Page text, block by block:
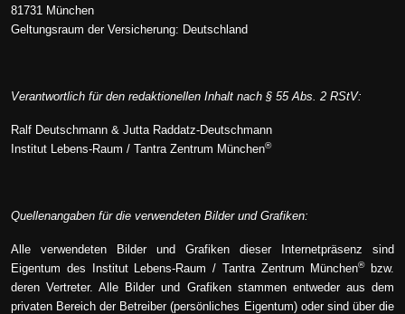
81731 München
Geltungsraum der Versicherung: Deutschland
Verantwortlich für den redaktionellen Inhalt nach § 55 Abs. 2 RStV:
Ralf Deutschmann & Jutta Raddatz-Deutschmann
Institut Lebens-Raum / Tantra Zentrum München®
Quellenangaben für die verwendeten Bilder und Grafiken:
Alle verwendeten Bilder und Grafiken dieser Internetpräsenz sind
Eigentum des Institut Lebens-Raum / Tantra Zentrum München®bzw.
deren Vertreter. Alle Bilder und Grafiken stammen entweder aus dem
privaten Bereich der Betreiber (persönliches Eigentum) oder sind über die